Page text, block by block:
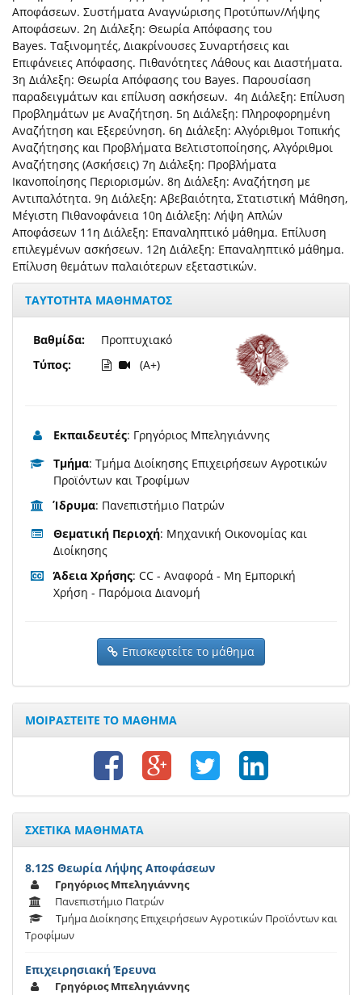
Αποφάσεων. Συστήματα Αναγνώρισης Προτύπων/Λήψης
Αποφάσεων. 2η Διάλεξη: Θεωρία Απόφασης του
Bayes. Ταξινομητές, Διακρίνουσες Συναρτήσεις και
Επιφάνειες Απόφασης. Πιθανότητες Λάθους και Διαστήματα.
3η Διάλεξη: Θεωρία Απόφασης του Bayes. Παρουσίαση
παραδειγμάτων και επίλυση ασκήσεων. 4η Διάλεξη: Επίλυση
Προβλημάτων με Αναζήτηση. 5η Διάλεξη: Πληροφορημένη
Αναζήτηση και Εξερεύνηση. 6η Διάλεξη: Αλγόριθμοι Τοπικής
Αναζήτησης και Προβλήματα Βελτιστοποίησης, Αλγόριθμοι
Αναζήτησης (Ασκήσεις) 7η Διάλεξη: Προβλήματα
Ικανοποίησης Περιορισμών. 8η Διάλεξη: Αναζήτηση με
Αντιπαλότητα. 9η Διάλεξη: Αβεβαιότητα, Στατιστική Μάθηση,
Μέγιστη Πιθανοφάνεια 10η Διάλεξη: Λήψη Απλών
Αποφάσεων 11η Διάλεξη: Επαναληπτικό μάθημα. Επίλυση
επιλεγμένων ασκήσεων. 12η Διάλεξη: Επαναληπτικό μάθημα.
Επίλυση θεμάτων παλαιότερων εξεταστικών.
ΤΑΥΤΟΤΗΤΑ ΜΑΘΗΜΑΤΟΣ
Βαθμίδα:
Τύπος:
Προπτυχιακό
(A+)
Εκπαιδευτές: Γρηγόριος Μπεληγιάννης
Τμήμα: Τμήμα Διοίκησης Επιχειρήσεων Αγροτικών
Προϊόντων και Τροφίμων
Ίδρυμα: Πανεπιστήμιο Πατρών
Θεματική Περιοχή: Μηχανική Οικονομίας και
Διοίκησης
Άδεια Χρήσης: CC - Αναφορά - Μη Εμπορική
Χρήση - Παρόμοια Διανομή
Επισκεφτείτε το μάθημα
ΜΟΙΡΑΣΤΕΙΤΕ ΤΟ ΜΑΘΗΜΑ
ΣΧΕΤΙΚΑ ΜΑΘΗΜΑΤΑ
8.12S Θεωρία Λήψης Αποφάσεων
Γρηγόριος Μπεληγιάννης
Πανεπιστήμιο Πατρών
Τμήμα Διοίκησης Επιχειρήσεων Αγροτικών Προϊόντων και
Τροφίμων
Επιχειρησιακή Έρευνα
Γρηγόριος Μπεληγιάννης